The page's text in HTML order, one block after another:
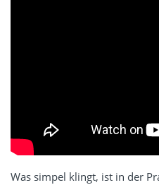
Was simpel klingt, ist in der